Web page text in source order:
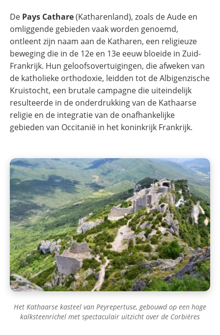
De Pays Cathare(Katharenland), zoals de Aude en
omliggende gebieden vaak worden genoemd,
ontleent zijn naam aan de Katharen, een religieuze
beweging die in de 12e en 13e eeuw bloeide in Zuid-
Frankrijk. Hun geloofsovertuigingen, die afweken van
de katholieke orthodoxie, leidden tot de Albigenzische
Kruistocht, een brutale campagne die uiteindelijk
resulteerde in de onderdrukking van de Kathaarse
religie en de integratie van de onafhankelijke
gebieden van Occitanië in het koninkrijk Frankrijk.
Het Kathaarse kasteel van Peyrepertuse, gebouwd op een hoge
kalksteenrichel met spectaculair uitzicht over de Corbières